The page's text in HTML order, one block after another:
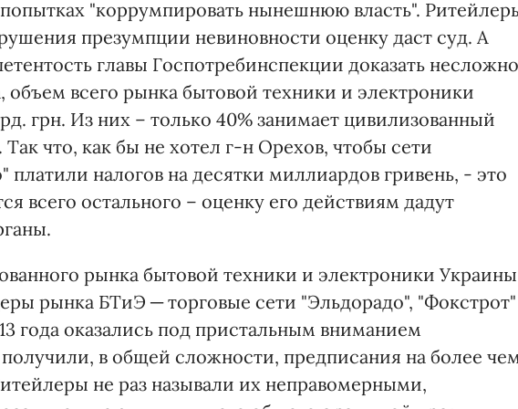
"коррумпировать нынешнюю власть".
презумпции невиновности оценку даст суд. А
главы Госпотребинспекции доказать
всего рынка бытовой техники и электроники
грн. Из них – только 40% занимает цивилизованный
что, как бы не хотел г-н Орехов, чтобы сети
платили налогов на десятки миллиардов гривень, - это
всего остального – оценку его действиям дадут
рынка бытовой техники и электроники Украины
рынка БТиЭ ─ торговые сети "Эльдорадо", "Фокстрот"
года оказались под пристальным вниманием
в общей сложности, предписания на более чем
не раз называли их неправомерными,